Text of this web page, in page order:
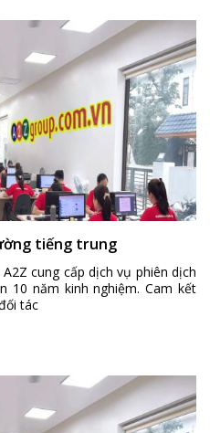
tiếng trung
cung cấp dịch vụ phiên dịch
10 năm kinh nghiệm. Cam kết
tác